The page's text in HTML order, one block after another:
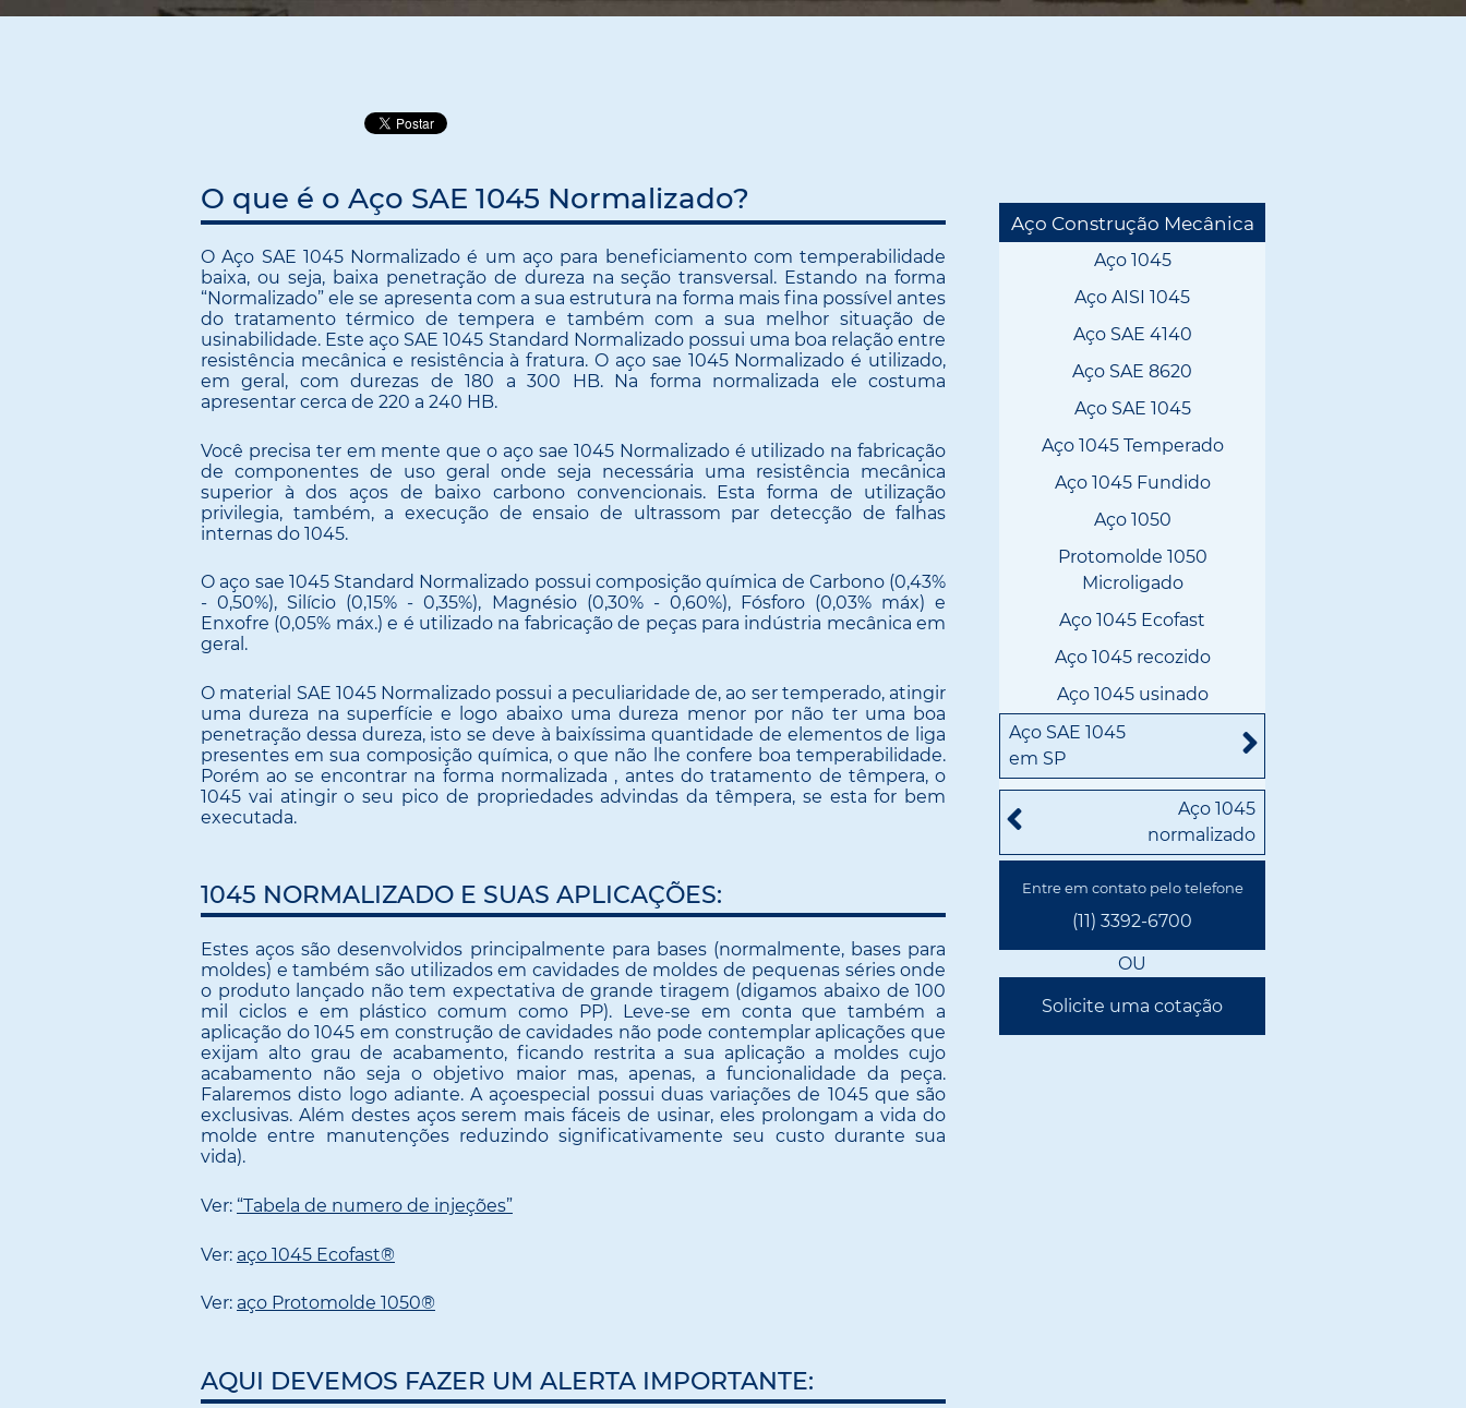
O que é o Aço SAE 1045 Normalizado?
O Aço SAE 1045 Normalizado é um aço para beneficiamento com temperabilidade
baixa, ou seja, baixa penetração de dureza na seção transversal. Estando na forma
“Normalizado” ele se apresenta com a sua estrutura na forma mais fina possível antes
do tratamento térmico de tempera e também com a sua melhor situação de
usinabilidade. Este aço SAE 1045 Standard Normalizado possui uma boa relação entre
resistência mecânica e resistência à fratura. O aço sae 1045 Normalizado é utilizado,
em geral, com durezas de 180 a 300 HB. Na forma normalizada ele costuma
apresentar cerca de 220 a 240 HB.
Você precisa ter em mente que o aço sae 1045 Normalizado é utilizado na fabricação
de componentes de uso geral onde seja necessária uma resistência mecânica
superior à dos aços de baixo carbono convencionais. Esta forma de utilização
privilegia, também, a execução de ensaio de ultrassom par detecção de falhas
internas do 1045.
O aço sae 1045 Standard Normalizado possui composição química de Carbono (0,43%
- 0,50%), Silício (0,15% - 0,35%), Magnésio (0,30% - 0,60%), Fósforo (0,03% máx) e
Enxofre (0,05% máx.) e é utilizado na fabricação de peças para indústria mecânica em
geral.
O material SAE 1045 Normalizado possui a peculiaridade de, ao ser temperado, atingir
uma dureza na superfície e logo abaixo uma dureza menor por não ter uma boa
penetração dessa dureza, isto se deve à baixíssima quantidade de elementos de liga
presentes em sua composição química, o que não lhe confere boa temperabilidade.
Porém ao se encontrar na forma normalizada , antes do tratamento de têmpera, o
1045 vai atingir o seu pico de propriedades advindas da têmpera, se esta for bem
executada.
1045 NORMALIZADO E SUAS APLICAÇÕES:
Estes aços são desenvolvidos principalmente para bases (normalmente, bases para
moldes) e também são utilizados em cavidades de moldes de pequenas séries onde
o produto lançado não tem expectativa de grande tiragem (digamos abaixo de 100
mil ciclos e em plástico comum como PP). Leve-se em conta que também a
aplicação do 1045 em construção de cavidades não pode contemplar aplicações que
exijam alto grau de acabamento, ficando restrita a sua aplicação a moldes cujo
acabamento não seja o objetivo maior mas, apenas, a funcionalidade da peça.
Falaremos disto logo adiante. A açoespecial possui duas variações de 1045 que são
exclusivas. Além destes aços serem mais fáceis de usinar, eles prolongam a vida do
molde entre manutenções reduzindo significativamente seu custo durante sua
vida).
Ver: “Tabela de numero de injeções”
Ver: aço 1045 Ecofast®
Ver: aço Protomolde 1050®
AQUI DEVEMOS FAZER UM ALERTA IMPORTANTE:
Aço Construção Mecânica
Aço 1045
Aço AISI 1045
Aço SAE 4140
Aço SAE 8620
Aço SAE 1045
Aço 1045 Temperado
Aço 1045 Fundido
Aço 1050
Protomolde 1050
Microligado
Aço 1045 Ecofast
Aço 1045 recozido
Aço 1045 usinado
Aço SAE 1045
em SP
Aço 1045
normalizado
Entre em contato pelo telefone
(11) 3392-6700
OU
Solicite uma cotação